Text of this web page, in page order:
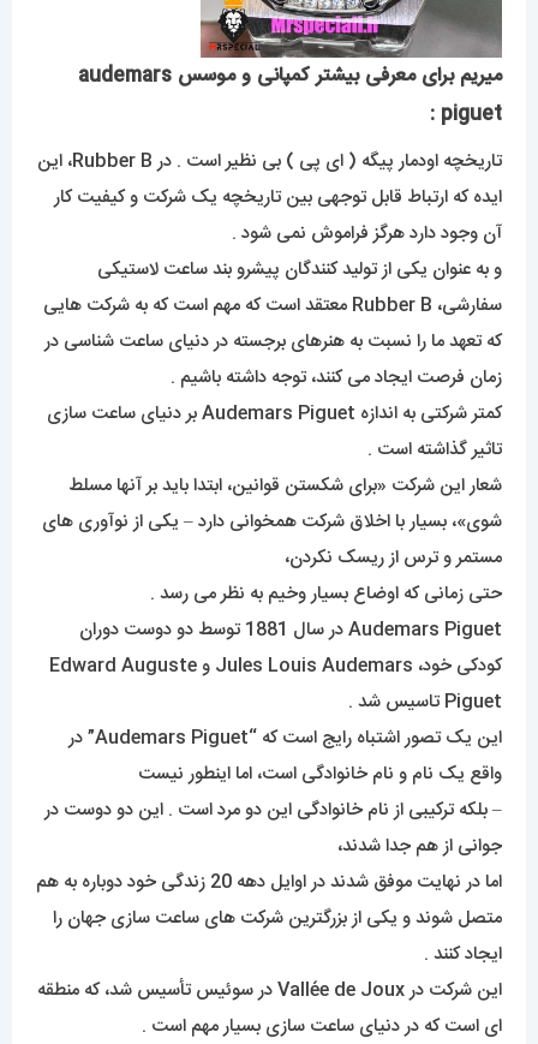
میریم برای معرفی بیشتر کمپانی و موسس audemars
piguet :
تاریخچه اودمار پیگه ( ای پی ) بی نظیر است . در Rubber B، این
ایده که ارتباط قابل توجهی بین تاریخچه یک شرکت و کیفیت کار
آن وجود دارد هرگز فراموش نمی شود .
و به عنوان یکی از تولید کنندگان پیشرو بند ساعت لاستیکی
سفارشی، Rubber B معتقد است که مهم است که به شرکت هایی
که تعهد ما را نسبت به هنرهای برجسته در دنیای ساعت شناسی در
زمان فرصت ایجاد می کنند، توجه داشته باشیم .
کمتر شرکتی به اندازه Audemars Piguet بر دنیای ساعت سازی
تاثیر گذاشته است .
شعار این شرکت «برای شکستن قوانین، ابتدا باید بر آنها مسلط
شوی»، بسیار با اخلاق شرکت همخوانی دارد – یکی از نوآوری های
مستمر و ترس از ریسک نکردن،
حتی زمانی که اوضاع بسیار وخیم به نظر می رسد .
Audemars Piguet در سال 1881 توسط دو دوست دوران
کودکی خود، Jules Louis Audemars و Edward Auguste
Piguet تاسیس شد .
این یک تصور اشتباه رایج است که “Audemars Piguet” در
واقع یک نام و نام خانوادگی است، اما اینطور نیست
– بلکه ترکیبی از نام خانوادگی این دو مرد است . این دو دوست در
جوانی از هم جدا شدند،
اما در نهایت موفق شدند در اوایل دهه 20 زندگی خود دوباره به هم
متصل شوند و یکی از بزرگترین شرکت های ساعت سازی جهان را
ایجاد کنند .
این شرکت در Vallée de Joux در سوئیس تأسیس شد، که منطقه
ای است که در دنیای ساعت سازی بسیار مهم است .